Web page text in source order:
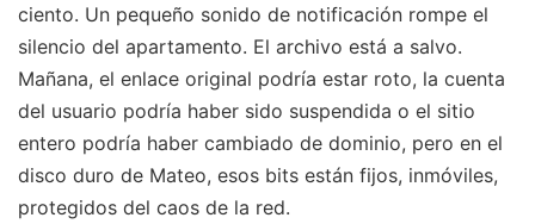
ciento. Un pequeño sonido de notificación rompe el
silencio del apartamento. El archivo está a salvo.
Mañana, el enlace original podría estar roto, la cuenta
del usuario podría haber sido suspendida o el sitio
entero podría haber cambiado de dominio, pero en el
disco duro de Mateo, esos bits están fijos, inmóviles,
protegidos del caos de la red.